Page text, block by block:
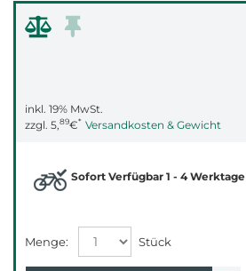
inkl. 19% MwSt.
zzgl. 5,89€* Versandkosten & Gewicht
Sofort Verfügbar 1 - 4 Werktage